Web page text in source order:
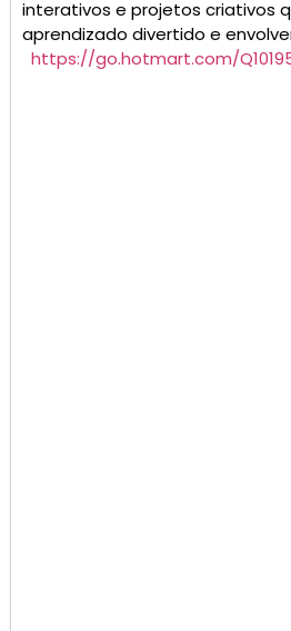
interativos e projetos criativos
aprendizado divertido e
https://go.hotmart.com/